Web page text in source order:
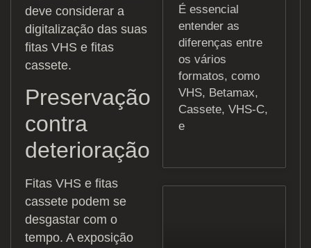
deve considerar a
digitalização das suas
fitas VHS e fitas
cassete.
Preservação
contra
deterioração
Fitas VHS e fitas
cassete podem se
desgastar com o
tempo. A exposição
É essencial
entender as
diferenças entre
os vários
formatos, como
VHS, Betamax,
Cassete, VHS-C,
e